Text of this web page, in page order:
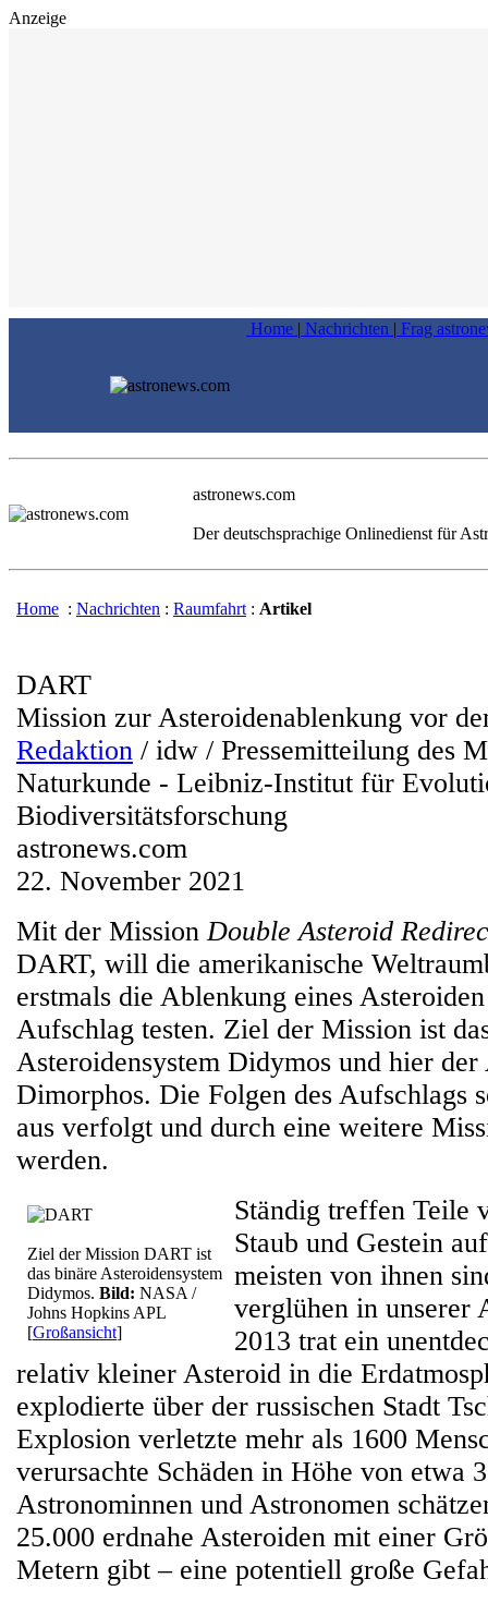
Anzeige
Home | Nachrichten | Frag
astronews.com
Der deutschsprachige Onlinedienst für
Home : Nachrichten : Raumfahrt : Artikel
DART
Mission zur Asteroidenablenkung vor
Redaktion / idw / Pressemitteilung des
Naturkunde - Leibniz-Institut für
Biodiversitätsforschung
astronews.com
22. November 2021
Mit der MissionDouble Asteroid
DART, will die amerikanische
erstmals die Ablenkung eines
Aufschlag testen. Ziel der Mission ist
Asteroidensystem Didymos und hier der
Dimorphos. Die Folgen des Aufschlags
aus verfolgt und durch eine weitere
werden.
Ziel der Mission DART ist
das binäre Asteroidensystem
Didymos. Bild: NASA /
Johns Hopkins APL
[Großansicht]
Ständig treffen Teile
Staub und Gestein
meisten von ihnen
verglühen in unserer
2013 trat ein
relativ kleiner Asteroid in die
explodierte über der russischen Stadt
Explosion verletzte mehr als 1600
verursachte Schäden in Höhe von etwa
Astronominnen und Astronomen
25.000 erdnahe Asteroiden mit einer
Metern gibt – eine potentiell große